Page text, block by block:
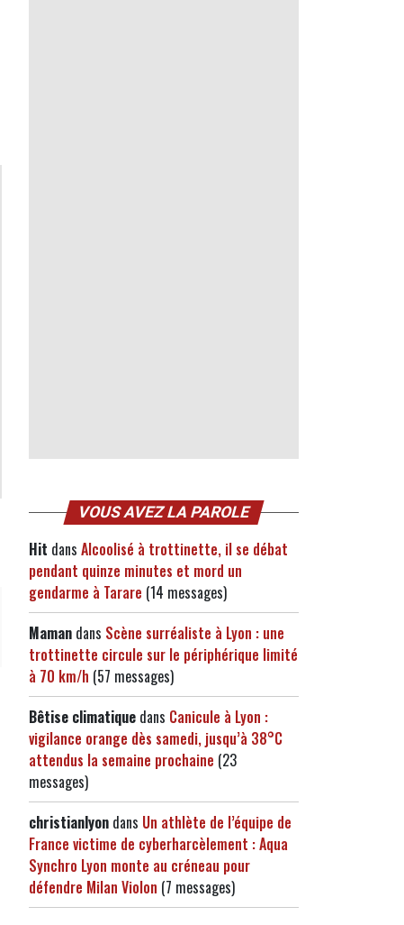
VOUS AVEZ LA PAROLE
Hit dans Alcoolisé à trottinette, il se débat
pendant quinze minutes et mord un
gendarme à Tarare (14 messages)
Maman dans Scène surréaliste à Lyon : une
trottinette circule sur le périphérique limité
à 70 km/h (57 messages)
Bêtise climatique dans Canicule à Lyon :
vigilance orange dès samedi, jusqu’à 38°C
attendus la semaine prochaine (23
messages)
christianlyon dans Un athlète de l’équipe de
France victime de cyberharcèlement : Aqua
Synchro Lyon monte au créneau pour
défendre Milan Violon (7 messages)